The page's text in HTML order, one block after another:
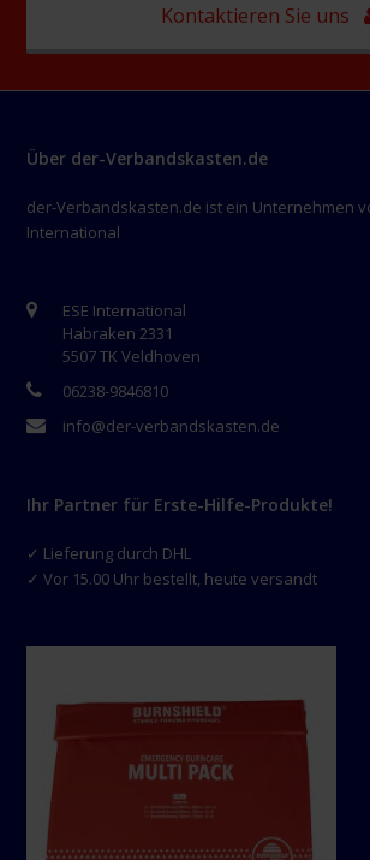
Kontaktieren Sie uns
Über der-Verbandskasten.de
der-Verbandskasten.de ist ein Unternehmen
International
ESE International
Habraken 2331
5507 TK Veldhoven
06238-9846810
info@der-verbandskasten.de
Ihr Partner für Erste-Hilfe-Produkte!
✓ Lieferung durch DHL
✓ Vor 15.00 Uhr bestellt, heute versandt